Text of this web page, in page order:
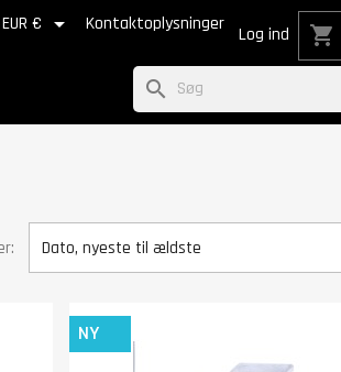
EUR €  Kontaktoplysninger Log ind shopping_cart
search
Dato, nyeste til ældste
NY